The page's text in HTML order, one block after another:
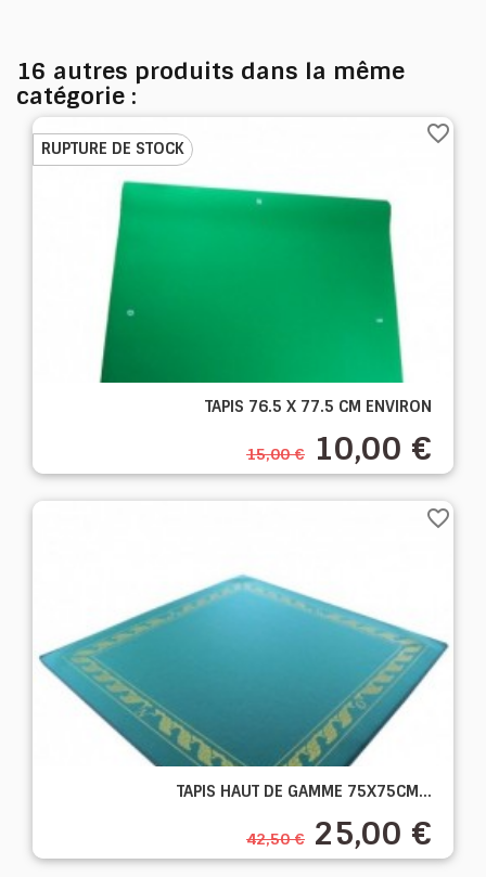
16 autres produits dans la même
catégorie :
TAPIS 76.5 X 77.5 CM ENVIRON
15,00 € 10,00 €
RUPTURE DE STOCK
favorite_border
TAPIS HAUT DE GAMME 75X75CM...
42,50 € 25,00 €
favorite_border